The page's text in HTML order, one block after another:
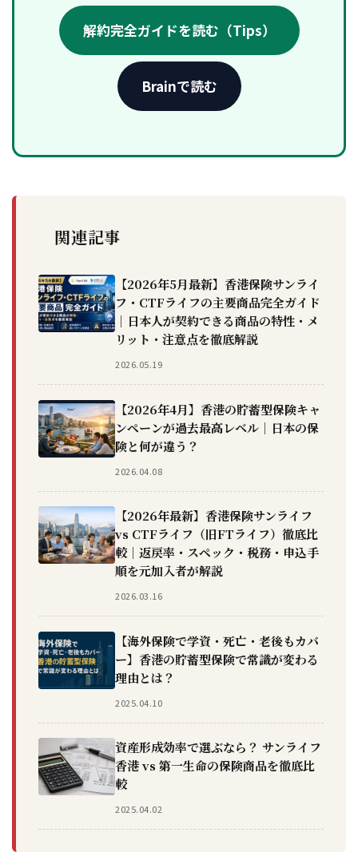
解約完全ガイドを読む（Tips）
Brainで読む
関連記事
【2026年5月最新】香港保険サンライ
フ・CTFライフの主要商品完全ガイド
｜日本人が契約できる商品の特性・メ
リット・注意点を徹底解説
2026.05.19
【2026年4月】香港の貯蓄型保険キャ
ンペーンが過去最高レベル｜日本の保
険と何が違う？
2026.04.08
【2026年最新】香港保険サンライフ
vs CTFライフ（旧FTライフ）徹底比
較｜返戻率・スペック・税務・申込手
順を元加入者が解説
2026.03.16
【海外保険で学資・死亡・老後もカバ
ー】香港の貯蓄型保険で常識が変わる
理由とは？
2025.04.10
資産形成効率で選ぶなら？ サンライフ
香港 vs 第一生命の保険商品を徹底比
較
2025.04.02